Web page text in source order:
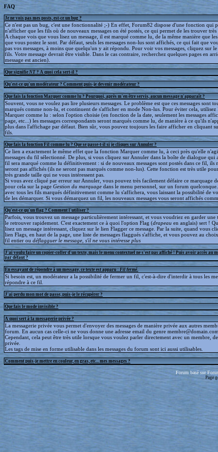
FAQ
Je ne vois pas mes posts, est-ce un bug ?
Ce n'est pas un bug, c'est une fonctionnalité ;-) En effet, Forum82 dispose d'une fonction qui
n'afficher que les fils où de nouveaux messages on été postés, ce qui permet de les trouver
A chaque vois que vous lisez un message, il est marqué comme lu, de la même manière que les
que vous postez le sont. Par défaut, seuls les messages non-lus sont affichés, ce qui fait que
pas vos messages, à moins que quelqu'un y ait répondu. Pour voir vos messages, cliquez sur
fils. Votre message devrait être visible. Dans le cas contraire, recherchez quelques pages en
message est ancien).
Que signifie NT ? A quoi cela sert-il ?
Qu'est-ce qu'un modérateur ? Comment puis-je devenir modérateur ?
Que fais la fonction Marquer comme lu ? Pourquoi, après m'en être servis, aucun message n'apparaît ?
Souvent, vous ne voulez pas lire plusieurs messages. Le problème est que ces messages sont
marqués comme non-lu, et continuent de s'afficher en mode Non-lus. Pour éviter cela,
Marquer comme lu : selon l'option choisie (en fonction de la date, seulement les messages
page, etc...) les messages correspondants seront marqués comme lu, de manière à ce qu'ils
plus dans l'affichage par défaut. Bien sûr, vous pouvez toujours les faire afficher en cliquant
fils.
Que fais la fonction Fil comme lu ? Que se passe-t-il si je cliques sur Annuler ?
Ce lien a exactement le même effet que la fonction Marquer comme lu, à ceci près qu'elle
messages du fil sélectionné. De plus, si vous cliquez sur Annuler dans la boîte de dialogue qui
fil sera marqué comme lu définitivement : si de nouveaux messages sont postés dans ce fil, ils
seront pas affichés (ils ne seront pas marqués comme non-lus). Cette fonction est très utile
très grande taille qui ne vous intéressent pas.
Si vous avez cliqué par erreur sur Annuler, vous pouvez très facilement défaire ce marquage
pour cela sur la page Gestion du marquage dans le menu personnel, sur un forum
avec tous les fils marqués définitivement comme lu s'affichera, vous laissant la possibilité de
de les démarquer. Si vous démarquez un fil, les nouveaux messages vous seront affichés
Qu'est-ce qu'un flag ? Comment l'utiliser ?
Parfois, vous trouvez un message particulièrement intéressant, et vous voudriez en garder une
le retrouver rapidement. C'est exactement ce à quoi l'option Flag (drapeau en anglais) sert !
lisez un message intéressant, cliquez sur le lien Flagger ce message. Par la suite, quand vous
lien Flags, en haut de la page, une liste de messages flaggués s'affiche, et vous pouvez au
fil entier ou déflagguerle message, s'il ne vous intéresse plus
J'ai voulu faire un copier-coller d'un texte, mais le menu contextuel ne s'est pas affiché ! Puis avoir accès au
par défaut ?
En essayant de répondre à un message, ce texte est apparu : Fil fermé
Si besoin est, un modérateur a la possibilité de fermer un fil, c'est-à-dire d'interdir à tous les
répondre à ce fil.
J'ai perdu mon mot de passe, puis-je le récupérer ?
Que fais le mode invisible ?
A quoi sert à la messagerie privée ?
La messagerie privée vous permet d'envoyer des messages de manière privée aux autres
forum. En aucun cas celle-ci ne vous donne une adresse email du genre
Cependant, cela peut être très utile lorsque vous voulez parler directement avec un membre,
privée.
Les tags de mise en forme utilisable dans les messages du forum sont ici aussi utilisables.
Comment puis-je mettre en couleur, en gras, etc... mes messages ?
Forum basé sur
Page